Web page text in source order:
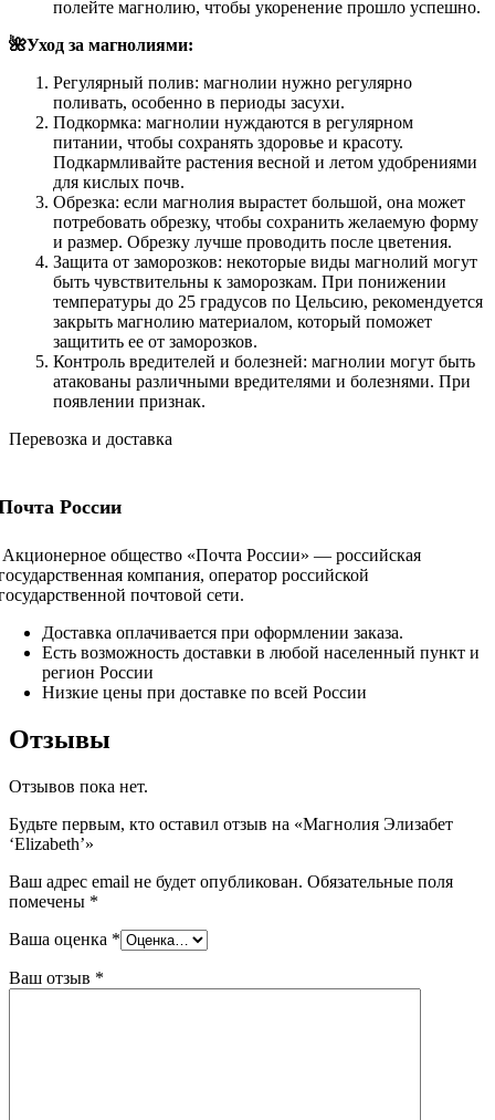
полейте магнолию, чтобы укоренение прошло успешно.
🌺Уход за магнолиями:
Регулярный полив: магнолии нужно регулярно
поливать, особенно в периоды засухи.
Подкормка: магнолии нуждаются в регулярном
питании, чтобы сохранять здоровье и красоту.
Подкармливайте растения весной и летом удобрениями
для кислых почв.
Обрезка: если магнолия вырастет большой, она может
потребовать обрезку, чтобы сохранить желаемую форму
и размер. Обрезку лучше проводить после цветения.
Защита от заморозков: некоторые виды магнолий могут
быть чувствительны к заморозкам. При понижении
температуры до 25 градусов по Цельсию, рекомендуется
закрыть магнолию материалом, который поможет
защитить ее от заморозков.
Контроль вредителей и болезней: магнолии могут быть
атакованы различными вредителями и болезнями. При
появлении признак.
Перевозка и доставка
России
общество «Почта России» — российская
компания, оператор российской
почтовой сети.
Доставка оплачивается при оформлении заказа.
Есть возможность доставки в любой населенный пункт и
регион России
Низкие цены при доставке по всей России
Отзывы
Отзывов пока нет.
Будьте первым, кто оставил отзыв на «Магнолия Элизабет
‘Elizabeth’»
Ваш адрес email не будет опубликован. Обязательные поля
помечены *
Ваша оценка *
Ваш отзыв *